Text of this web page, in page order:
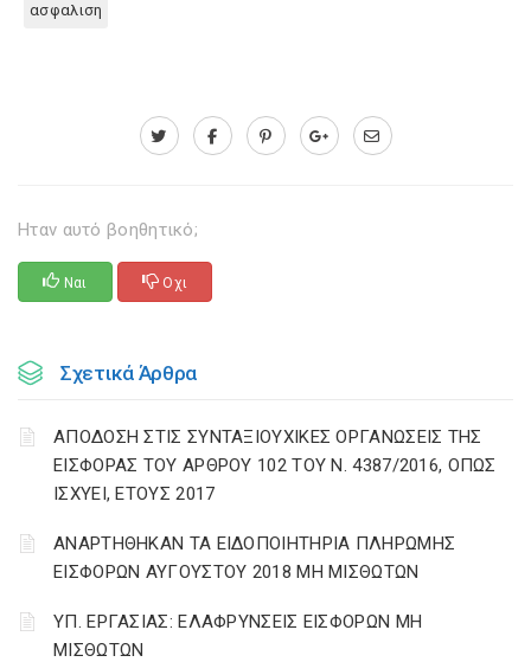
ασφαλιση
Ηταν αυτό βοηθητικό;
Ναι Οχι
Σχετικά Άρθρα
ΑΠΟΔΟΣΗ ΣΤΙΣ ΣΥΝΤΑΞΙΟΥΧΙΚΕΣ ΟΡΓΑΝΩΣΕΙΣ ΤΗΣ
ΕΙΣΦΟΡΑΣ ΤΟΥ ΑΡΘΡΟΥ 102 ΤΟΥ Ν. 4387/2016, ΟΠΩΣ
ΙΣΧΥΕΙ, ΕΤΟΥΣ 2017
ΑΝΑΡΤΗΘΗΚΑΝ ΤΑ ΕΙΔΟΠΟΙΗΤΗΡΙΑ ΠΛΗΡΩΜΗΣ
ΕΙΣΦΟΡΩΝ ΑΥΓΟΥΣΤΟΥ 2018 ΜΗ ΜΙΣΘΩΤΩΝ
ΥΠ. ΕΡΓΑΣΙΑΣ: ΕΛΑΦΡΥΝΣΕΙΣ ΕΙΣΦΟΡΩΝ ΜΗ
ΜΙΣΘΩΤΩΝ